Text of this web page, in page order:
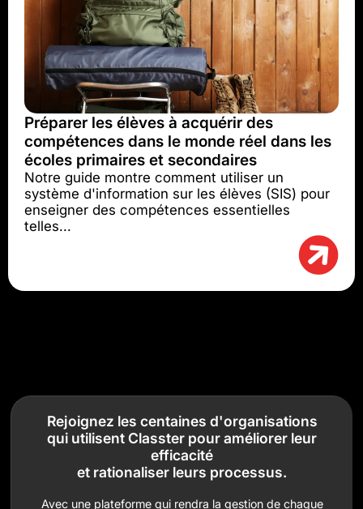
Préparer les élèves à acquérir des
compétences dans le monde réel dans les
écoles primaires et secondaires
Notre guide montre comment utiliser un
système d'information sur les élèves (SIS) pour
enseigner des compétences essentielles
telles...
Rejoignez les centaines d'organisations
qui utilisent Classter pour améliorer leur
efficacité
et rationaliser leurs processus.
Avec une plateforme qui rendra la gestion de chaque